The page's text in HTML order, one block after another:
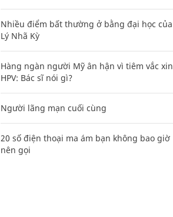
Nhiều điểm bất thường ở bằng đại học của
Lý Nhã Kỳ
Hàng ngàn người Mỹ ân hận vì tiêm vắc xin
HPV: Bác sĩ nói gì?
Người lãng mạn cuối cùng
20 số điện thoại ma ám bạn không bao giờ
nên gọi